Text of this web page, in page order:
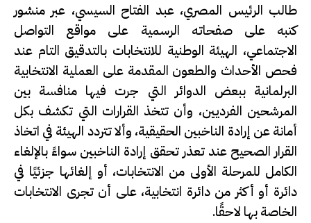
طالب الرئيس المصري، عبد الفتاح السيسي، عبر منشور
كتبه على صفحاته الرسمية على مواقع التواصل
الاجتماعي، الهيئة الوطنية للانتخابات بالتدقيق التام عند
فحص الأحداث والطعون المقدمة على العملية الانتخابية
البرلمانية ببعض الدوائر التي جرت فيها منافسة بين
المرشحين الفرديين، وأن تتخذ القرارات التي تكشف بكل
أمانة عن إرادة الناخبين الحقيقية، وألا تتردد الهيئة في اتخاذ
القرار الصحيح عند تعذر تحقق إرادة الناخبين سواءً بالإلغاء
الكامل للمرحلة الأولى من الانتخابات، أو إلغائها جزئيًا في
دائرة أو أكثر من دائرة انتخابية، على أن تجرى الانتخابات
الخاصة بها لاحقًا.